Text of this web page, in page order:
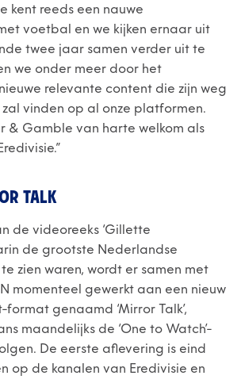
kent reeds een nauwe
voetbal en we kijken ernaar uit
twee jaar samen verder uit te
we onder meer door het
relevante content die zijn weg
vinden op al onze platformen.
& Gamble van harte welkom als
TALK
de videoreeks ‘Gillette
de grootste Nederlandse
zien waren, wordt er samen met
momenteel gewerkt aan een nieuw
genaamd ‘Mirror Talk’,
maandelijks de ‘One to Watch’-
De eerste aflevering is eind
op de kanalen van Eredivisie en